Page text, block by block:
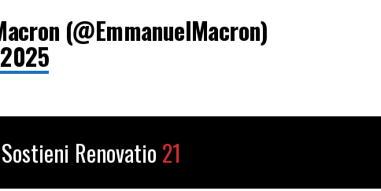
(@EmmanuelMacron)
Sostieni Renovatio 21